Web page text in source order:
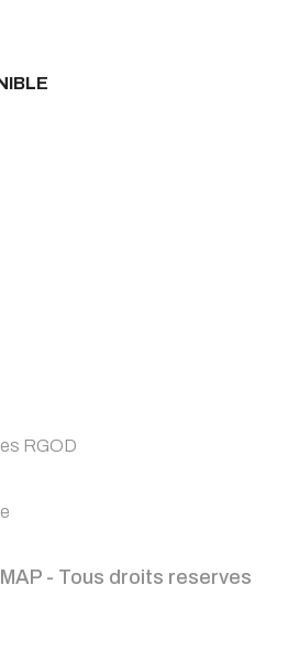
RGOD
- Tous droits reserves